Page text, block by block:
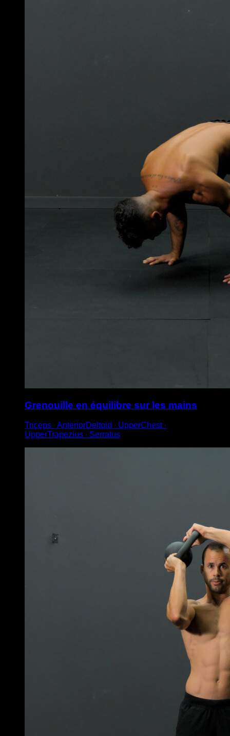
Grenouille en équilibre sur les mains
Triceps ∙ AnteriorDeltoid ∙ UpperChest ∙
UpperTrapezius ∙ Serratus